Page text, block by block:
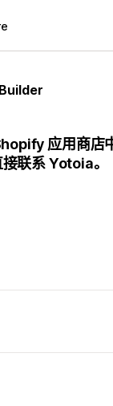
应用商店
联系 Yotoia。